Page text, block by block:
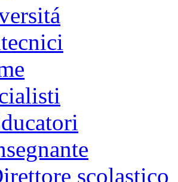
scolastico